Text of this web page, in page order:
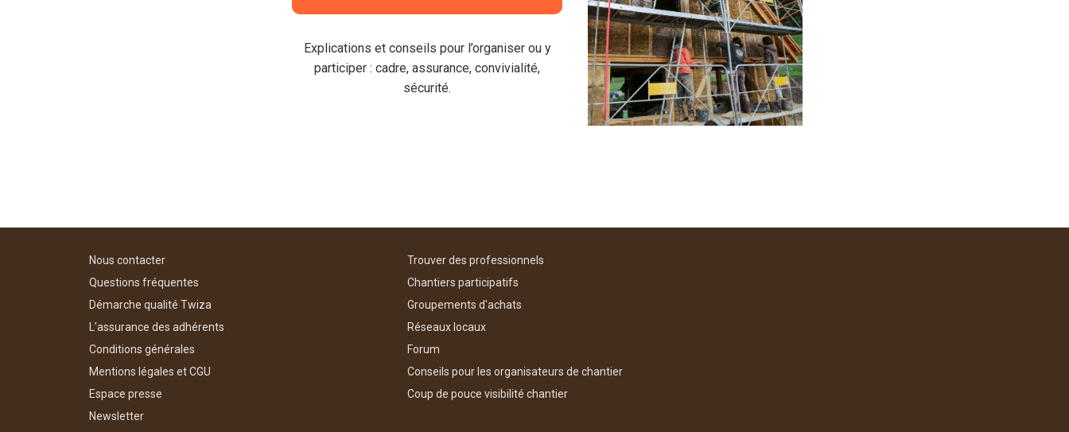
Explications et conseils pour l’organiser ou y
participer : cadre, assurance, convivialité,
sécurité.
Nous contacter
Questions fréquentes
Démarche qualité Twiza
L'assurance des adhérents
Conditions générales
Mentions légales et CGU
Espace presse
Newsletter
Trouver des professionnels
Chantiers participatifs
Groupements d'achats
Réseaux locaux
Forum
Conseils pour les organisateurs de chantier
Coup de pouce visibilité chantier